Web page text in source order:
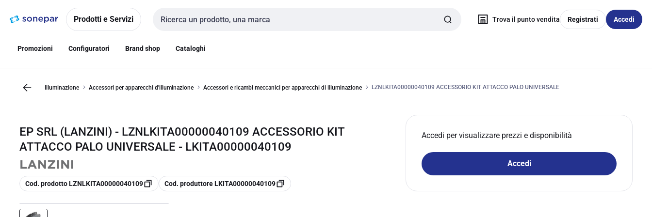
navigazionealla
Prodotti e Servizi
Cerca input
Trova il punto vendita Registrati Accedi
Promozioni Configuratori Brand shop Cataloghi
Illuminazione Accessori per apparecchi d'illuminazione Accessori e ricambi meccanici per apparecchi di illuminazione LZNLKITA00000040109 ACCESSORIO KIT ATTACCO PALO UNIVERSALE
EP SRL (LANZINI) - LZNLKITA00000040109 ACCESSORIO KIT
ATTACCO PALO UNIVERSALE - LKITA00000040109
copia
Cod. prodotto LZNLKITA00000040109 copia
Cod. produttore LKITA00000040109
Accedi per visualizzare prezzi e disponibilità
Accedi